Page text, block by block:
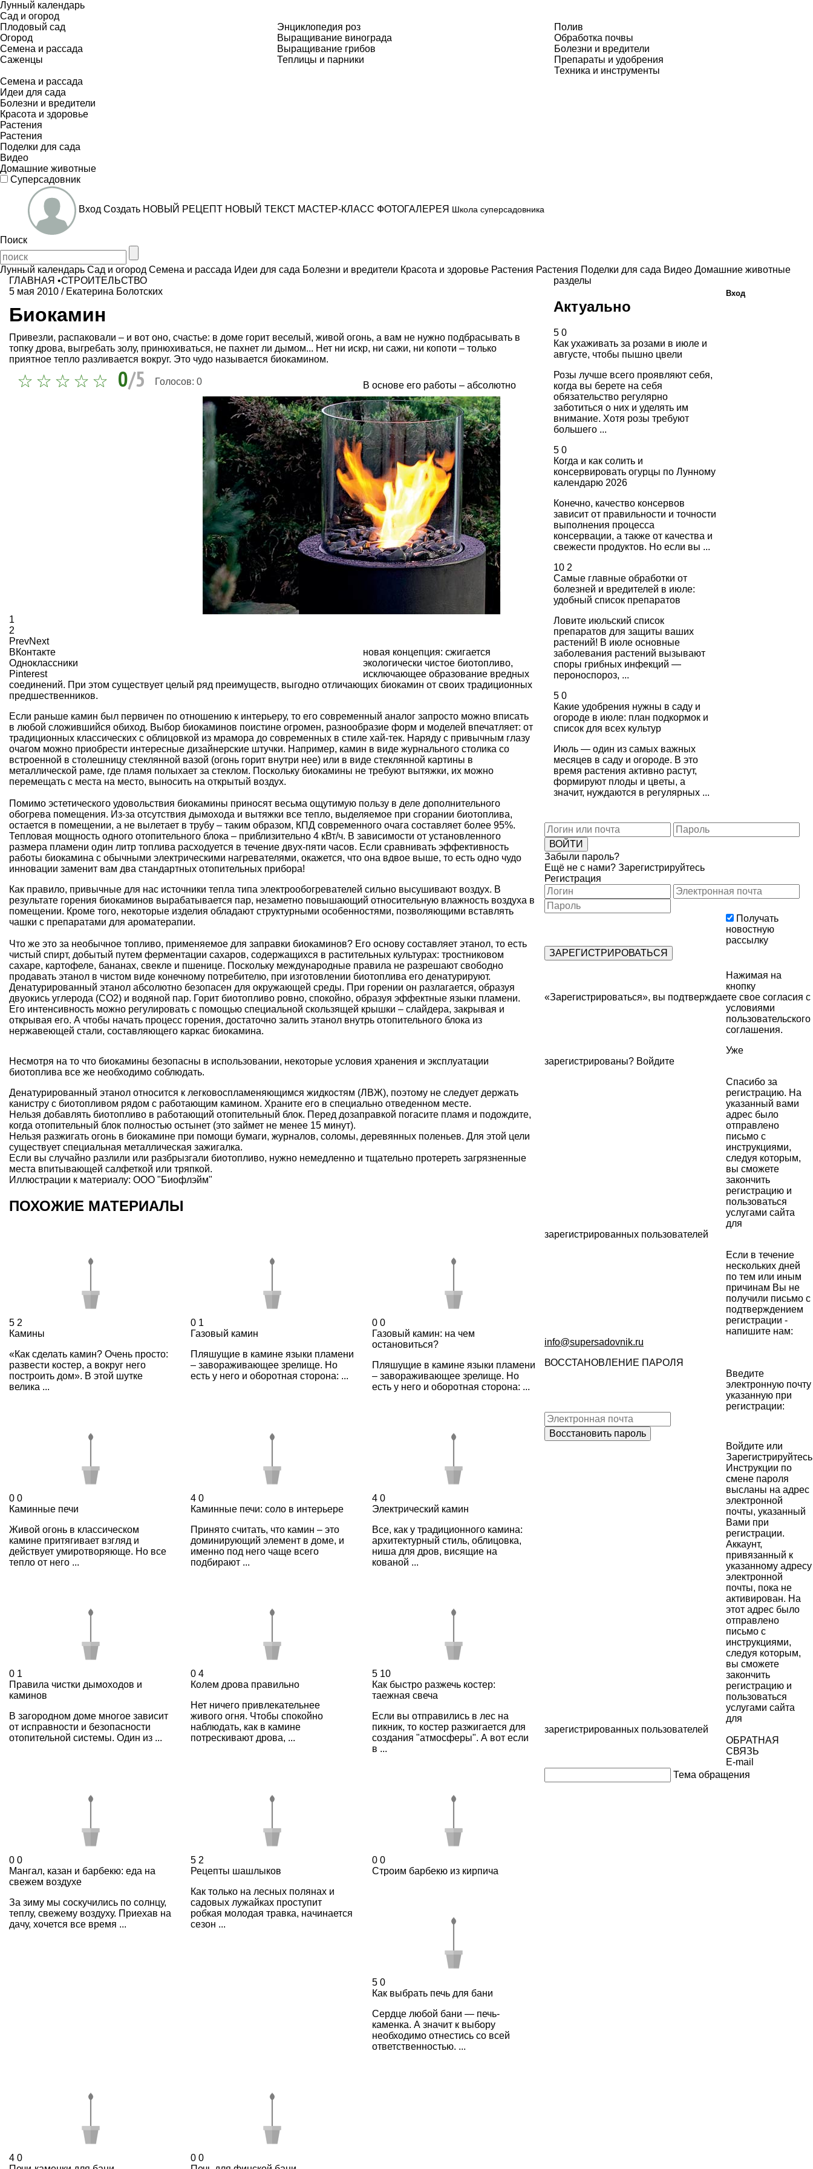
Лунный календарь
Сад и огород
Плодовый сад
Огород
Семена и рассада
Саженцы
Энциклопедия роз
Выращивание винограда
Выращивание грибов
Теплицы и парники
Полив
Обработка почвы
Болезни и вредители
Препараты и удобрения
Техника и инструменты
Семена и рассада
Идеи для сада
Болезни и вредители
Красота и здоровье
Растения
Растения
Поделки для сада
Видео
Домашние животные
Суперсадовник
Вход Создать НОВЫЙ РЕЦЕПТ НОВЫЙ ТЕКСТ МАСТЕР-КЛАСС ФОТОГАЛЕРЕЯ Школа суперсадовника
Поиск
Лунный календарь Сад и огород Семена и рассада Идеи для сада Болезни и вредители Красота и здоровье Растения Растения Поделки для сада Видео Домашние животные
ГЛАВНАЯ •СТРОИТЕЛЬСТВО
5 мая 2010 / Екатерина Болотских
Биокамин
Привезли, распаковали – и вот оно, счастье: в доме горит веселый, живой огонь, а вам не нужно подбрасывать в
топку дрова, выгребать золу, принюхиваться, не пахнет ли дымом... Нет ни искр, ни сажи, ни копоти – только
приятное тепло разливается вокруг. Это чудо называется биокамином.
0/5 Голосов: 0
1
2
PrevNext
ВКонтакте
Одноклассники
Pinterest
В основе его работы – абсолютно
новая концепция: сжигается
экологически чистое биотопливо,
исключающее образование вредных
соединений. При этом существует целый ряд преимуществ, выгодно отличающих биокамин от своих традиционных
предшественников.
Если раньше камин был первичен по отношению к интерьеру, то его современный аналог запросто можно вписать
в любой сложившийся обиход. Выбор биокаминов поистине огромен, разнообразие форм и моделей впечатляет: от
традиционных классических с облицовкой из мрамора до современных в стиле хай-тек. Наряду с привычным глазу
очагом можно приобрести интересные дизайнерские штучки. Например, камин в виде журнального столика со
встроенной в столешницу стеклянной вазой (огонь горит внутри нее) или в виде стеклянной картины в
металлической раме, где пламя полыхает за стеклом. Поскольку биокамины не требуют вытяжки, их можно
перемещать с места на место, выносить на открытый воздух.
Помимо эстетического удовольствия биокамины приносят весьма ощутимую пользу в деле дополнительного
обогрева помещения. Из-за отсутствия дымохода и вытяжки все тепло, выделяемое при сгорании биотоплива,
остается в помещении, а не вылетает в трубу – таким образом, КПД современного очага составляет более 95%.
Тепловая мощность одного отопительного блока – приблизительно 4 кВт/ч. В зависимости от установленного
размера пламени один литр топлива расходуется в течение двух-пяти часов. Если сравнивать эффективность
работы биокамина с обычными электрическими нагревателями, окажется, что она вдвое выше, то есть одно чудо
инновации заменит вам два стандартных отопительных прибора!
Как правило, привычные для нас источники тепла типа электрообогревателей сильно высушивают воздух. В
результате горения биокаминов вырабатывается пар, незаметно повышающий относительную влажность воздуха в
помещении. Кроме того, некоторые изделия обладают структурными особенностями, позволяющими вставлять
чашки с препаратами для ароматерапии.
Что же это за необычное топливо, применяемое для заправки биокаминов? Его основу составляет этанол, то есть
чистый спирт, добытый путем ферментации сахаров, содержащихся в растительных культурах: тростниковом
сахаре, картофеле, бананах, свекле и пшенице. Поскольку международные правила не разрешают свободно
продавать этанол в чистом виде конечному потребителю, при изготовлении биотоплива его денатурируют.
Денатурированный этанол абсолютно безопасен для окружающей среды. При горении он разлагается, образуя
двуокись углерода (CO2) и водяной пар. Горит биотопливо ровно, спокойно, образуя эффектные языки пламени.
Его интенсивность можно регулировать с помощью специальной скользящей крышки – слайдера, закрывая и
открывая его. А чтобы начать процесс горения, достаточно залить этанол внутрь отопительного блока из
нержавеющей стали, составляющего каркас биокамина.
Несмотря на то что биокамины безопасны в использовании, некоторые условия хранения и эксплуатации
биотоплива все же необходимо соблюдать.
Денатурированный этанол относится к легковоспламеняющимся жидкостям (ЛВЖ), поэтому не следует держать
канистру с биотопливом рядом с работающим камином. Храните его в специально отведенном месте.
Нельзя добавлять биотопливо в работающий отопительный блок. Перед дозаправкой погасите пламя и подождите,
когда отопительный блок полностью остынет (это займет не менее 15 минут).
Нельзя разжигать огонь в биокамине при помощи бумаги, журналов, соломы, деревянных поленьев. Для этой цели
существует специальная металлическая зажигалка.
Если вы случайно разлили или разбрызгали биотопливо, нужно немедленно и тщательно протереть загрязненные
места впитывающей салфеткой или тряпкой.
Иллюстрации к материалу: ООО "Биофлэйм"
ПОХОЖИЕ МАТЕРИАЛЫ
5 2
Камины
«Как сделать камин? Очень просто:
развести костер, а вокруг него
построить дом». В этой шутке
велика ...
0 1
Газовый камин
Пляшущие в камине языки пламени
– завораживающее зрелище. Но
есть у него и оборотная сторона: ...
0 0
Газовый камин: на чем
остановиться?
Пляшущие в камине языки пламени
– завораживающее зрелище. Но
есть у него и оборотная сторона: ...
0 0
Каминные печи
Живой огонь в классическом
камине притягивает взгляд и
действует умиротворяюще. Но все
тепло от него ...
4 0
Каминные печи: соло в интерьере
Принято считать, что камин – это
доминирующий элемент в доме, и
именно под него чаще всего
подбирают ...
4 0
Электрический камин
Все, как у традиционного камина:
архитектурный стиль, облицовка,
ниша для дров, висящие на
кованой ...
0 1
Правила чистки дымоходов и
каминов
В загородном доме многое зависит
от исправности и безопасности
отопительной системы. Один из ...
0 4
Колем дрова правильно
Нет ничего привлекательнее
живого огня. Чтобы спокойно
наблюдать, как в камине
потрескивают дрова, ...
5 10
Как быстро разжечь костер:
таежная свеча
Если вы отправились в лес на
пикник, то костер разжигается для
создания "атмосферы". А вот если
в ...
0 0
Мангал, казан и барбекю: еда на
свежем воздухе
За зиму мы соскучились по солнцу,
теплу, свежему воздуху. Приехав на
дачу, хочется все время ...
5 2
Рецепты шашлыков
Как только на лесных полянах и
садовых лужайках проступит
робкая молодая травка, начинается
сезон ...
0 0
Строим барбекю из кирпича
5 0
Как выбрать печь для бани
Сердце любой бани — печь-
каменка. А значит к выбору
необходимо отнестись со всей
ответственностью. ...
4 0
0 0
разделы
Актуально
5 0
Как ухаживать за розами в июле и
августе, чтобы пышно цвели
Розы лучше всего проявляют себя,
когда вы берете на себя
обязательство регулярно
заботиться о них и уделять им
внимание. Хотя розы требуют
большего ...
5 0
Когда и как солить и
консервировать огурцы по Лунному
календарю 2026
Конечно, качество консервов
зависит от правильности и точности
выполнения процесса
консервации, а также от качества и
свежести продуктов. Но если вы ...
10 2
Самые главные обработки от
болезней и вредителей в июле:
удобный список препаратов
Ловите июльский список
препаратов для защиты ваших
растений! В июле основные
заболевания растений вызывают
споры грибных инфекций —
пероноспороз, ...
5 0
Какие удобрения нужны в саду и
огороде в июле: план подкормок и
список для всех культур
Июль — один из самых важных
месяцев в саду и огороде. В это
время растения активно растут,
формируют плоды и цветы, а
значит, нуждаются в регулярных ...
Вход
Забыли пароль?
Ещё не с нами? Зарегистрируйтесь
Регистрация
Получать
новостную
рассылку
Нажимая на
кнопку
«Зарегистрироваться», вы подтверждаете свое согласия с
условиями
пользовательского
соглашения.
Уже
зарегистрированы? Войдите
Спасибо за
регистрацию. На
указанный вами
адрес было
отправлено
письмо с
инструкциями,
следуя которым,
вы сможете
закончить
регистрацию и
пользоваться
услугами сайта
для
зарегистрированных пользователей
Если в течение
нескольких дней
по тем или иным
причинам Вы не
получили письмо с
подтверждением
регистрации -
напишите нам:
info@supersadovnik.ru
ВОССТАНОВЛЕНИЕ ПАРОЛЯ
Введите
электронную почту
указанную при
регистрации:
Войдите или
Зарегистрируйтесь
Инструкции по
смене пароля
высланы на адрес
электронной
почты, указанный
Вами при
регистрации.
Аккаунт,
привязанный к
указанному адресу
электронной
почты, пока не
активирован. На
этот адрес было
отправлено
письмо с
инструкциями,
следуя которым,
вы сможете
закончить
регистрацию и
пользоваться
услугами сайта
для
зарегистрированных пользователей
ОБРАТНАЯ
СВЯЗЬ
E-mail
Тема обращения